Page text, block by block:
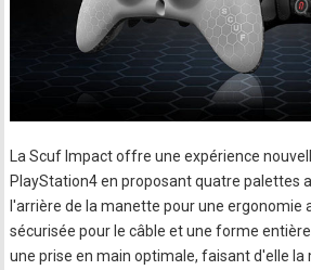
La Scuf Impact offre une expérience
PlayStation4 en proposant quatre palettes
l'arrière de la manette pour une ergonomie
sécurisée pour le câble et une forme
une prise en main optimale, faisant d'elle la